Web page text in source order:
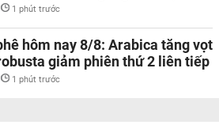
1 phút trước
hôm nay 8/8: Arabica tăng vọt
giảm phiên thứ 2 liên tiếp
1 phút trước